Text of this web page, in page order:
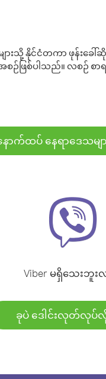
ျားသို့ နိုင်ငံတကာ ဖုန်း
ြစ်ပါသည်။ လစဉ် စာ
ောက်ထပ် နေရာဒေသမျ
Viber မရှိသေးဘူးလ
ခုပဲ ဒေါင်းလုတ်လုပ်